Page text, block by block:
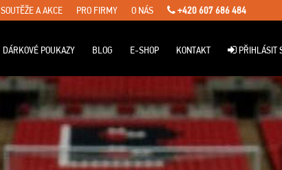
SOUTĚŽE A AKCE PRO FIRMY O NÁS +420 607 686 484
DÁRKOVÉ POUKAZY BLOG E-SHOP KONTAKT PŘIHLÁSIT